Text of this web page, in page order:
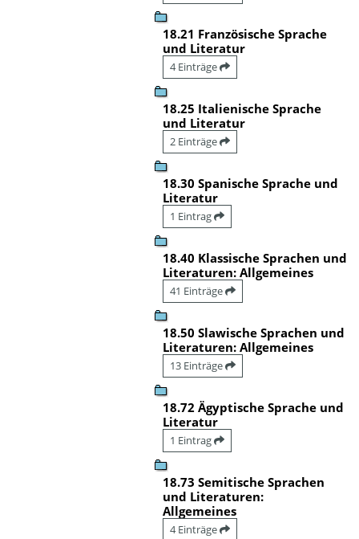
18.21 Französische Sprache
und Literatur
4 Einträge
18.25 Italienische Sprache
und Literatur
2 Einträge
18.30 Spanische Sprache und
Literatur
1 Eintrag
18.40 Klassische Sprachen und
Literaturen: Allgemeines
41 Einträge
18.50 Slawische Sprachen und
Literaturen: Allgemeines
13 Einträge
18.72 Ägyptische Sprache und
Literatur
1 Eintrag
18.73 Semitische Sprachen
und Literaturen:
Allgemeines
4 Einträge